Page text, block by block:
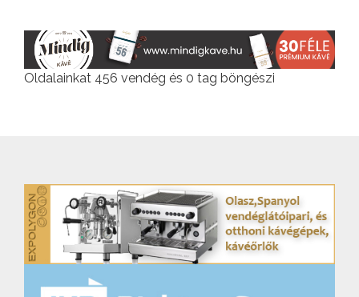
Oldalainkat 456 vendég és 0 tag böngészi